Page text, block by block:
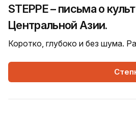
STEPPE – письма о
Центральной Азии.
Коротко, глубоко и без шума.